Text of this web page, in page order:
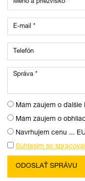
Mám záujem o ďalšie
Mám záujem o
Navrhujem cenu ...
Súhlasím so